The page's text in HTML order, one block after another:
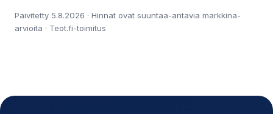
Päivitetty 5.8.2026 · Hinnat ovat suuntaa-antavia markkina-
arvioita · Teot.fi-toimitus